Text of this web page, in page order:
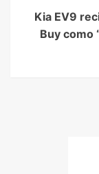
Kia EV9
Buy como